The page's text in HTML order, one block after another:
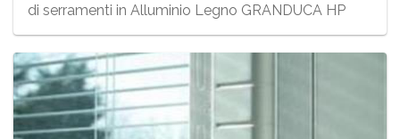
di serramenti in Alluminio Legno GRANDUCA HP